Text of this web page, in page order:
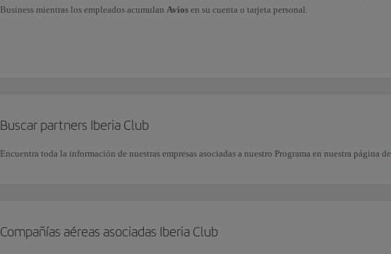
Business mientras los empleados acumulan Avios en su cuenta o tarjeta personal.
Buscar partners Iberia Club
Encuentra toda la información de nuestras empresas asociadas a nuestro Programa en nuestra página de
Compañías aéreas asociadas Iberia Club